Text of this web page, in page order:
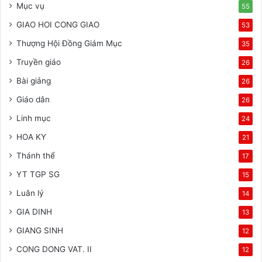
Mục vụ 55
GIAO HOI CONG GIAO 53
Thượng Hội Đồng Giám Mục 35
Truyền giáo 26
Bài giảng 26
Giáo dân 26
Linh mục 24
HOA KY 21
Thánh thể 17
YT TGP SG 15
Luân lý 14
GIA DINH 13
GIANG SINH 12
CONG DONG VAT. II 12